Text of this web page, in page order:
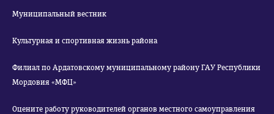
Муниципальный вестник
Культурная и спортивная жизнь района
Филиал по Ардатовскому муниципальному району ГАУ Республики
Мордовия «МФЦ»
Оцените работу руководителей органов местного самоуправления